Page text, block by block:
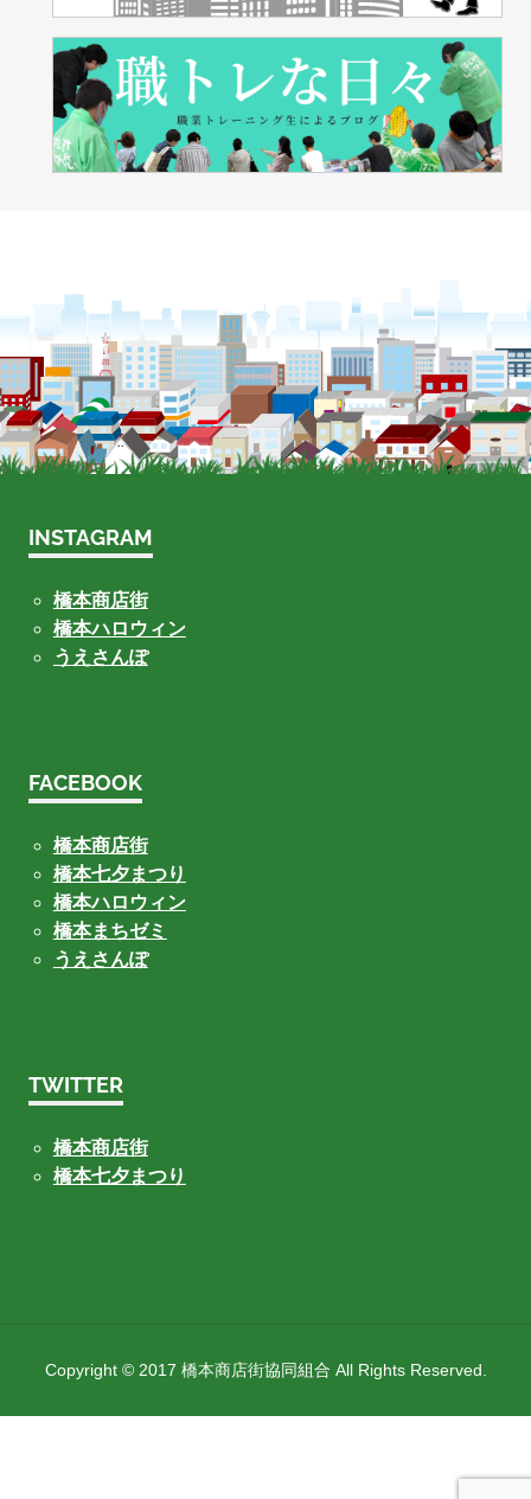
INSTAGRAM
橋本商店街
橋本ハロウィン
うえさんぽ
FACEBOOK
橋本商店街
橋本七夕まつり
橋本ハロウィン
橋本まちゼミ
うえさんぽ
TWITTER
橋本商店街
橋本七夕まつり
Copyright © 2017 橋本商店街協同組合 All Rights Reserved.